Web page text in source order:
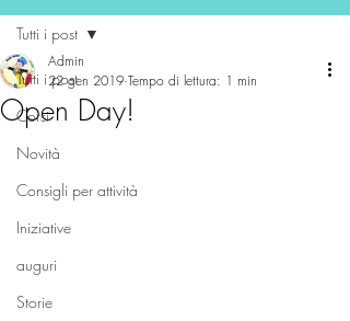
Tutti i post
Corsi
Novità
Consigli per attività
Iniziative
auguri
Storie
Tutti i post
Open Day!
Admin
22 gen 2019 Tempo di lettura: 1 min